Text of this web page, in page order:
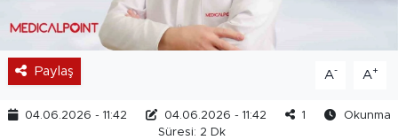
Paylaş A- A+
04.06.2026 - 11:42 04.06.2026 - 11:42 1
Okunma
Süresi: 2 Dk